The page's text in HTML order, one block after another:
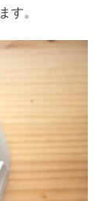
。